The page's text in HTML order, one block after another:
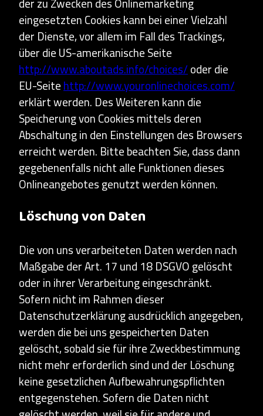
eingesetzten Cookies kann bei einer Vielzahl
der Dienste, vor allem im Fall des Trackings,
über die US-amerikanische Seite
http://www.aboutads.info/choices/oder die
EU-Seitehttp://www.youronlinechoices.com/
erklärt werden. Des Weiteren kann die
Speicherung von Cookies mittels deren
Abschaltung in den Einstellungen des Browsers
erreicht werden. Bitte beachten Sie, dass dann
gegebenenfalls nicht alle Funktionen dieses
Onlineangebotes genutzt werden können.
Löschung von Daten
Die von uns verarbeiteten Daten werden nach
Maßgabe der Art. 17 und 18 DSGVO gelöscht
oder in ihrer Verarbeitung eingeschränkt.
Sofern nicht im Rahmen dieser
Datenschutzerklärung ausdrücklich angegeben,
werden die bei uns gespeicherten Daten
gelöscht, sobald sie für ihre Zweckbestimmung
nicht mehr erforderlich sind und der Löschung
keine gesetzlichen Aufbewahrungspflichten
entgegenstehen. Sofern die Daten nicht